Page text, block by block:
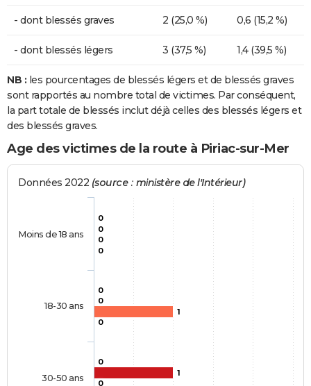
- dont blessés graves 2 (25,0 %) 0,6 (15,2 %)
- dont blessés légers 3 (37,5 %) 1,4 (39,5 %)
NB : les pourcentages de blessés légers et de blessés graves
sont rapportés au nombre total de victimes. Par conséquent,
la part totale de blessés inclut déjà celles des blessés légers et
des blessés graves.
Age des victimes de la route à Piriac-sur-Mer
Données 2022 (source : ministère de l'Intérieur)
0
0
0
0
0
1
0
1
0
0
0
Moins de 18 ans
18-30 ans
30-50 ans